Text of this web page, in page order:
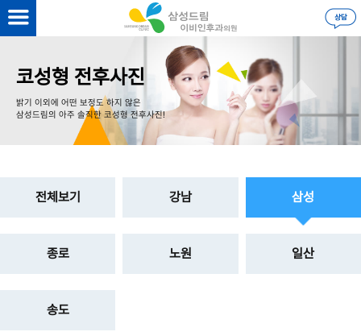
코성형 전후사진
밝기 이외에 어떤 보정도 하지 않은
삼성드림의 아주 솔직한 코성형 전후사진!
을 하시면더 자세한 정보
전체보기 강남 삼성
종로 노원 일산
송도